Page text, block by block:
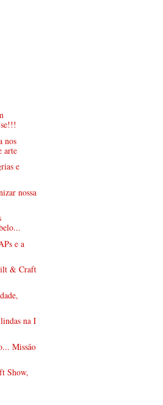
nos
arte
e
nossa
e a
& Craft
na I
Missão
Show,